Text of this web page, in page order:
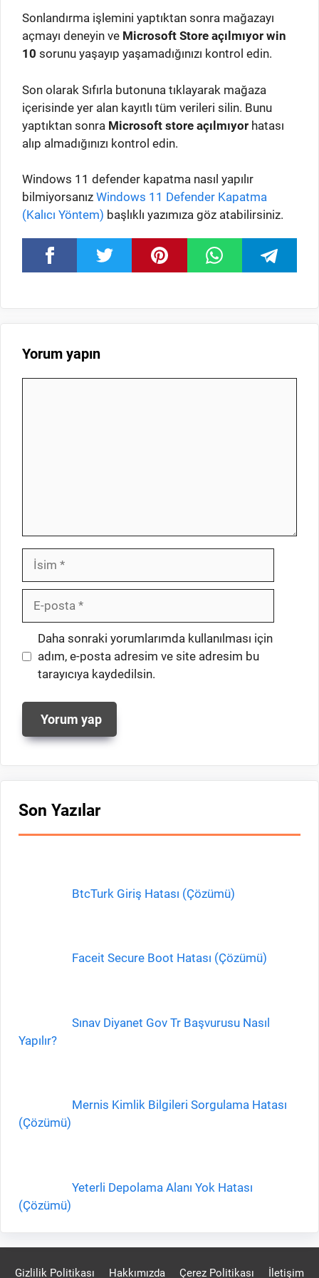
Sonlandırma işlemini yaptıktan sonra mağazayı
açmayı deneyin ve Microsoft Store açılmıyor win
10 sorunu yaşayıp yaşamadığınızı kontrol edin.
Son olarak Sıfırla butonuna tıklayarak mağaza
içerisinde yer alan kayıtlı tüm verileri silin. Bunu
yaptıktan sonra Microsoft store açılmıyor hatası
alıp almadığınızı kontrol edin.
Windows 11 defender kapatma nasıl yapılır
bilmiyorsanız Windows 11 Defender Kapatma
(Kalıcı Yöntem) başlıklı yazımıza göz atabilirsiniz.
Yorum yapın
İsim
posta
İnternet
sitesi
Daha sonraki yorumlarımda kullanılması için
adım, e-posta adresim ve site adresim bu
tarayıcıya kaydedilsin.
Son Yazılar
BtcTurk Giriş Hatası (Çözümü)
Faceit Secure Boot Hatası (Çözümü)
Sınav Diyanet Gov Tr Başvurusu Nasıl
Yapılır?
Mernis Kimlik Bilgileri Sorgulama Hatası
(Çözümü)
Yeterli Depolama Alanı Yok Hatası
(Çözümü)
Gizlilik Politikası Hakkımızda Çerez Politikası İletişim